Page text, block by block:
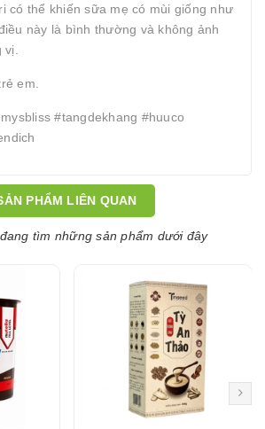
có thể khiến sữa mẹ có mùi giống như
này là bình thường và không ảnh
em.
#tangdekhang #huuco
PHẨM LIÊN QUAN
tìm những sản phẩm dưới đây